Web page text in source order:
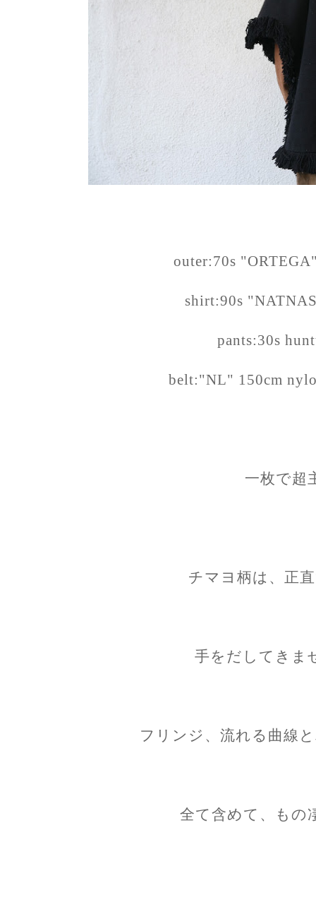
outer:70s
shirt:90s
pants:30s
belt:"NL" 150cm
一枚で超
チマヨ柄は、正
手をだしてきま
フリンジ、流れる曲線
全て含めて、もの